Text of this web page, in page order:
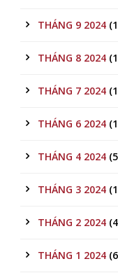
THÁNG 9 2024
THÁNG 8 2024
THÁNG 7 2024
THÁNG 6 2024
THÁNG 4 2024
THÁNG 3 2024
THÁNG 2 2024
THÁNG 1 2024